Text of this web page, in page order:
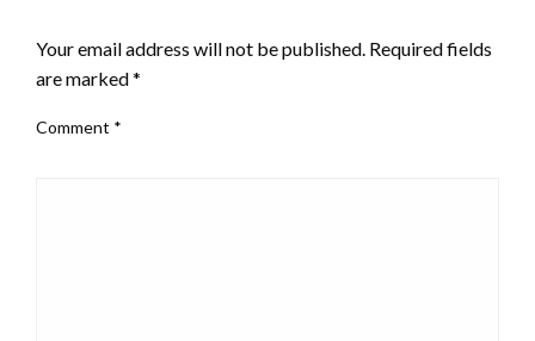
Your email address will not be published. Required fields
are marked*
Comment *